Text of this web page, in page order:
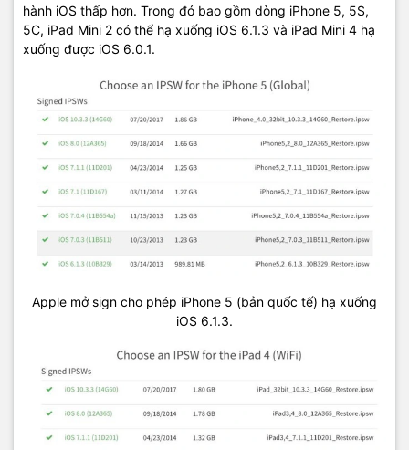
hành iOS thấp hơn. Trong đó bao gồm dòng iPhone 5, 5S,
5C, iPad Mini 2 có thể hạ xuống iOS 6.1.3 và iPad Mini 4 hạ
xuống được iOS 6.0.1.
Apple mở sign cho phép iPhone 5 (bản quốc tế) hạ xuống
iOS 6.1.3.